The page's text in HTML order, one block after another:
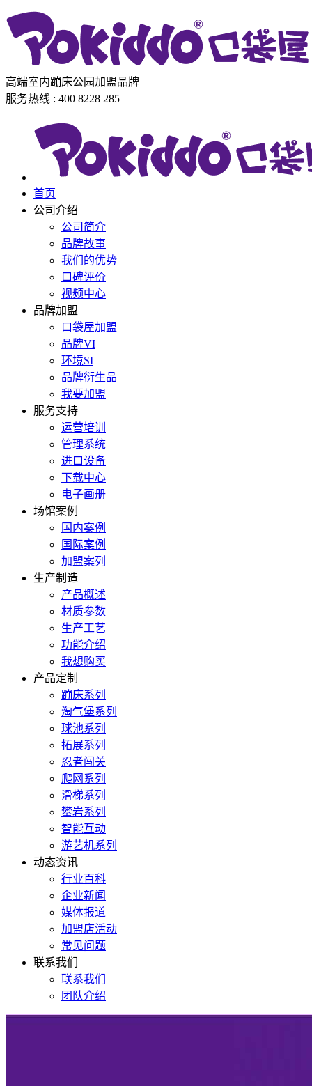
高端室内蹦床公园加盟品牌
服务热线 : 400 8228 285
首页
公司介绍
公司简介
品牌故事
我们的优势
口碑评价
视频中心
品牌加盟
口袋屋加盟
品牌VI
环境SI
品牌衍生品
我要加盟
服务支持
运营培训
管理系统
进口设备
下载中心
电子画册
场馆案例
国内案例
国际案例
加盟案列
生产制造
产品概述
材质参数
生产工艺
功能介绍
我想购买
产品定制
蹦床系列
淘气堡系列
球池系列
拓展系列
忍者闯关
爬网系列
滑梯系列
攀岩系列
智能互动
游艺机系列
动态资讯
行业百科
企业新闻
媒体报道
加盟店活动
常见问题
联系我们
联系我们
团队介绍